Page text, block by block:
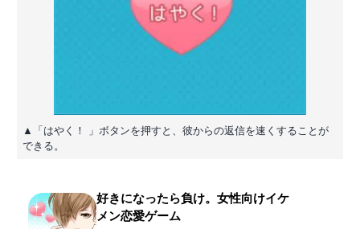
▲「はやく！ 」ボタンを押すと、彼からの返信を速くすることが
できる。
好きになったら負け。女性向けイケ
メン恋愛ゲーム